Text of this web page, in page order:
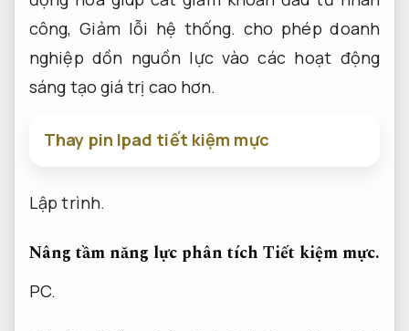
công,Giảm lỗi hệ thống. cho phép doanh
nghiệp dồn nguồn lực vào các hoạt động
sáng tạo giá trị cao hơn.
Thay pin Ipad tiết kiệm mực
Lập trình.
Nâng tầm năng lực phân tích Tiết kiệm mực.
PC.